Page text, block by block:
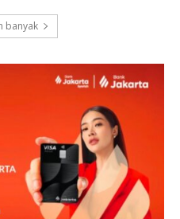
banyak